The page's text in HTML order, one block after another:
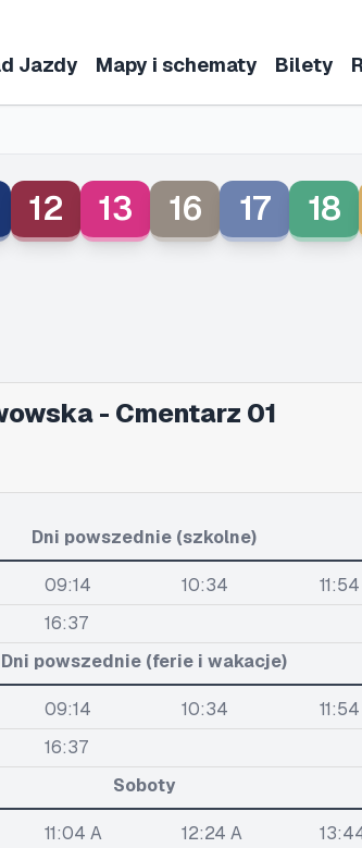
Jazdy Mapy i schematy Bilety
12 13 16 17 18
- Cmentarz 01
Dni powszednie (szkolne)
09:14 10:34 11:54
16:37
Dni powszednie (ferie i wakacje)
09:14 10:34 11:54
16:37
Soboty
11:04 A 12:24 A